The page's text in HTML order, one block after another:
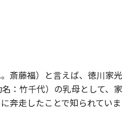
斎藤福）と言えば、徳川家光
名：竹千代）の乳母として、家
奔走したことで知られていま